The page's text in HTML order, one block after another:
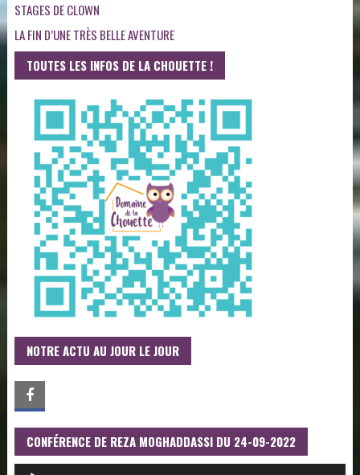
STAGES DE CLOWN
LA FIN D’UNE TRÈS BELLE AVENTURE
TOUTES LES INFOS DE LA CHOUETTE !
NOTRE ACTU AU JOUR LE JOUR
CONFÉRENCE DE REZA MOGHADDASSI DU 24-09-2022